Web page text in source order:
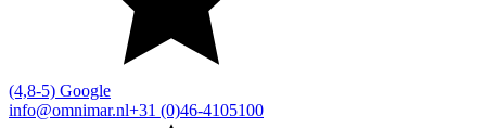
(4,8-5) Google
info@omnimar.nl+31 (0)46-4105100